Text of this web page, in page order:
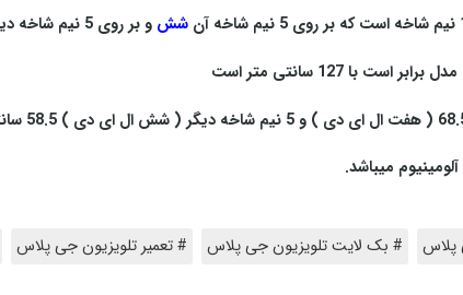
شش و بر روی 5 نیم شاخه دیگر
با 127 سانتی متر است
میباشد.
پلاس
# بک لایت تلویزیون جی پلاس # تعمیر تلویزیون جی پلاس